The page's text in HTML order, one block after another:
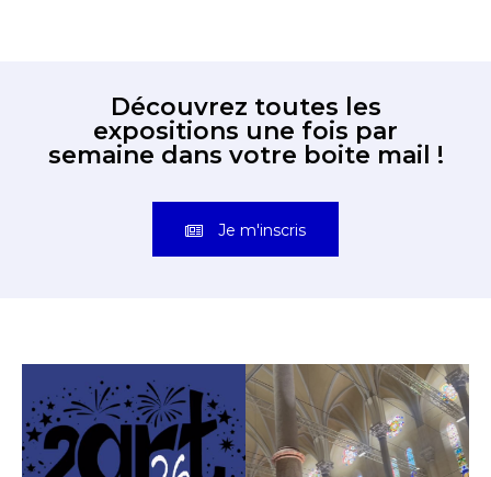
Découvrez toutes les
expositions une fois par
semaine dans votre boite mail !
Je m'inscris